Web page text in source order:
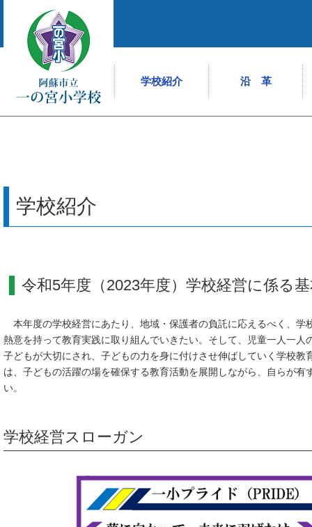
学校紹介 沿 革
学校紹介
令和5年度（2023年度）学校経営に係る
本年度の学校経営にあたり、地域・保護者の負託に応えるべく、学
熱意を持って教育実践に取り組んでいきたい。そして、児童一人一人
子どもが大切にされ、子どもの力を身に付けさせ伸ばしていく学校教
は、子どもの活躍の場を確保する教育活動を展開しながら、自らが有
い。
学校経営スローガン